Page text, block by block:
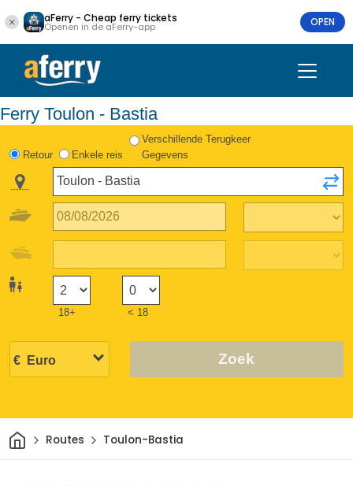
aFerry - Cheap ferry tickets
Openen in de aFerry-app OPEN
Ferry Toulon - Bastia
Retour Enkele reis
Verschillende Terugkeer
Gegevens
18+ < 18
Zoek
ThuisRoutes Toulon-Bastia